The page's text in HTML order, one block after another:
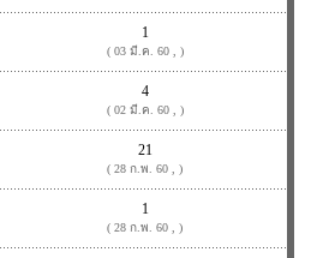
1
( 03 มี.ค. 60 , )
4
( 02 มี.ค. 60 , )
21
( 28 ก.พ. 60 , )
1
( 28 ก.พ. 60 , )